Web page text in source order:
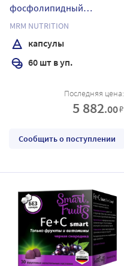
фосфолипидный
комплекс 60 шт. капсулы
массой 1056 мг
MRM NUTRITION
капсулы
60 шт в уп.
Последняя цена:
5 882.00₽
Сообщить о поступлении